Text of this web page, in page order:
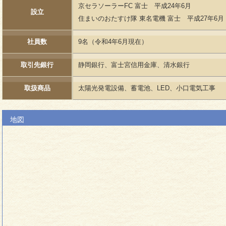
設立
京セラソーラーFC 富士 平成24年6月
住まいのおたすけ隊 東名電機 富士 平成27年6月
社員数 9名（令和4年6月現在）
取引先銀行 静岡銀行、富士宮信用金庫、清水銀行
取扱商品 太陽光発電設備、蓄電池、LED、小口電気工事
地図